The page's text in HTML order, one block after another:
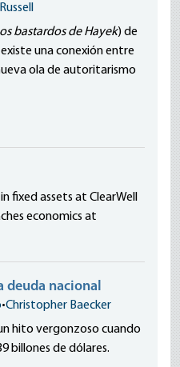
bastardos de Hayek) de
una conexión entre
ola de autoritarismo
fixed assets at ClearWell
economics at
deuda nacional
•Christopher Baecker
hito vergonzoso cuando
billones de dólares.